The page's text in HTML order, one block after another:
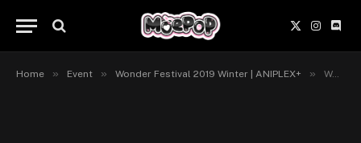
X
(Twitter)
Home » Event » Wonder Festival 2019 Winter | ANIPLEX+ » Wonder Festival 2019 Winter ANIPLEX+ – MoePop Ruru-Berryz (9)